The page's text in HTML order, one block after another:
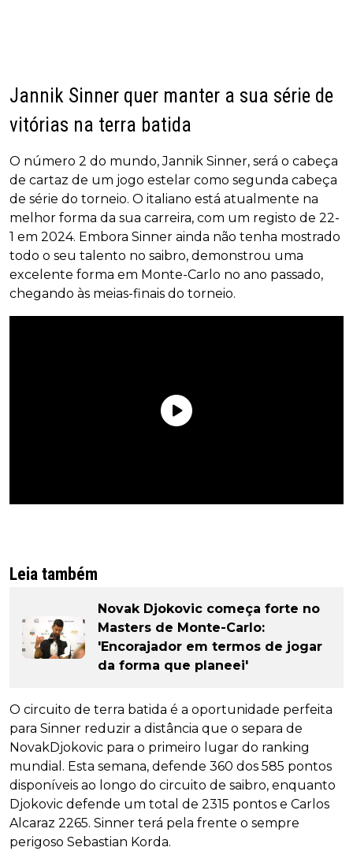
Jannik Sinner quer manter a sua série de
vitórias na terra batida
O número 2 do mundo, Jannik Sinner, será o cabeça
de cartaz de um jogo estelar como segunda cabeça
de série do torneio. O italiano está atualmente na
melhor forma da sua carreira, com um registo de 22-
1 em 2024. Embora Sinner ainda não tenha mostrado
todo o seu talento no saibro, demonstrou uma
excelente forma em Monte-Carlo no ano passado,
chegando às meias-finais do torneio.
Leia também
Novak Djokovic começa forte no
Masters de Monte-Carlo:
'Encorajador em termos de jogar
da forma que planeei'
O circuito de terra batida é a oportunidade perfeita
para Sinner reduzir a distância que o separa de
NovakDjokovic para o primeiro lugar do ranking
mundial. Esta semana, defende 360 dos 585 pontos
disponíveis ao longo do circuito de saibro, enquanto
Djokovic defende um total de 2315 pontos e Carlos
Alcaraz 2265. Sinner terá pela frente o sempre
perigoso Sebastian Korda.